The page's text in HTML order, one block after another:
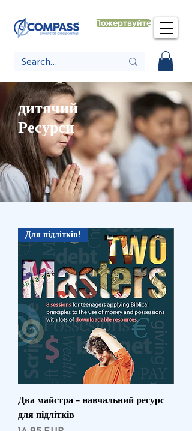
Пожертвуйте
дитячий
Ресурси
Для підлітків!
Два майстра - навчальний ресурс
для підлітків